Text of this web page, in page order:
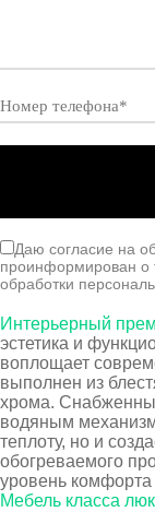
Даю согласие на
проинформирован о
обработки
Интерьерный
эстетика и
воплощает
выполнен из
хрома.
водяным
теплоту, но и
обогреваемого
уровень
Мебель класса